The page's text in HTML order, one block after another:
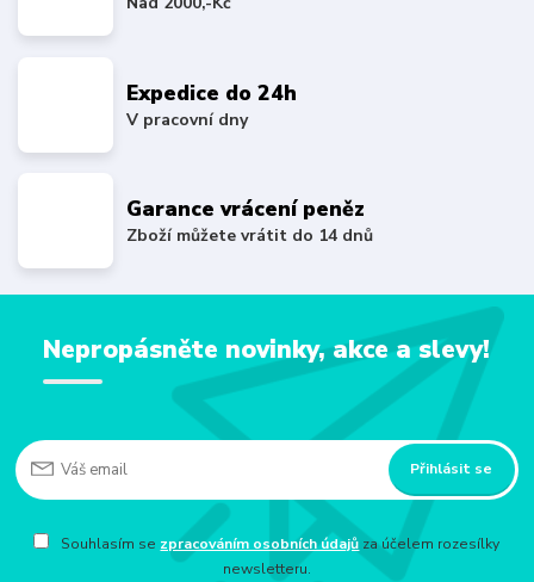
Expedice do 24h
V pracovní dny
Garance vrácení peněz
Zboží můžete vrátit do 14 dnů
Nepropásněte novinky, akce a slevy!
Přihlásit se
Souhlasím se zpracováním osobních údajů za účelem rozesílky
newsletteru.